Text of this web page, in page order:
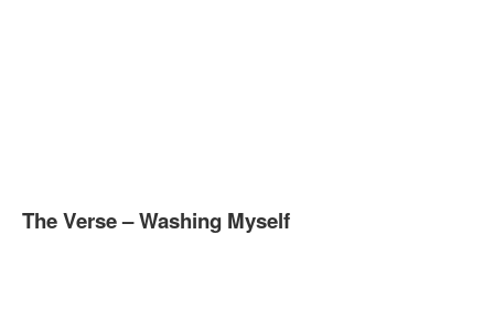
The Verse – Washing Myself